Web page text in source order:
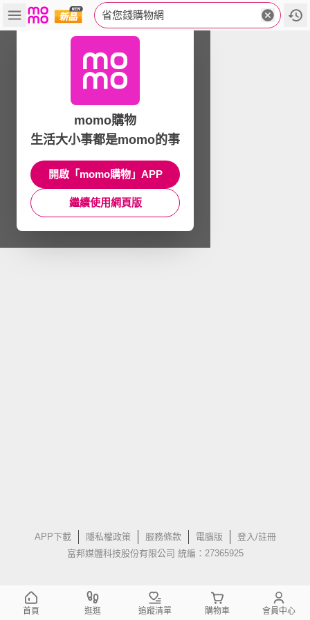
省您錢購物網
APP下載 隱私權政策 服務條款 電腦版
登入/註冊
富邦媒體科技股份有限公司 統編：27365925
momo購物
生活大小事都是momo的事
開啟「momo購物」APP
繼續使用網頁版
首頁 逛逛 追蹤清單 購物車 會員中心